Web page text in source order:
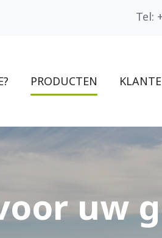
Tel:
PRODUCTEN
uw